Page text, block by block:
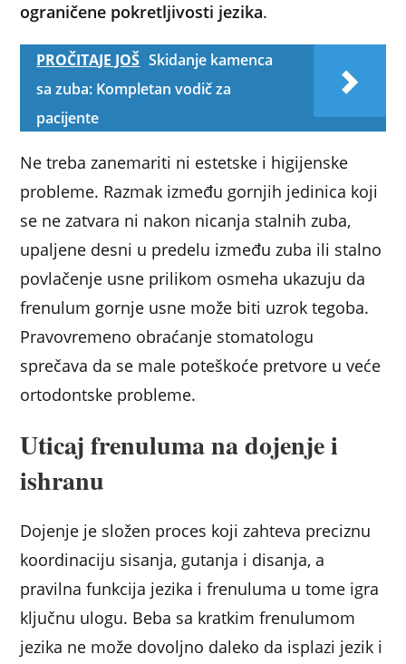
ograničene pokretljivosti jezika.
PROČITAJE JOŠ Skidanje kamenca
sa zuba: Kompletan vodič za
pacijente
Ne treba zanemariti ni estetske i higijenske
probleme. Razmak između gornjih jedinica koji
se ne zatvara ni nakon nicanja stalnih zuba,
upaljene desni u predelu između zuba ili stalno
povlačenje usne prilikom osmeha ukazuju da
frenulum gornje usne može biti uzrok tegoba.
Pravovremeno obraćanje stomatologu
sprečava da se male poteškoće pretvore u veće
ortodontske probleme.
Uticaj frenuluma na dojenje i
ishranu
Dojenje je složen proces koji zahteva preciznu
koordinaciju sisanja, gutanja i disanja, a
pravilna funkcija jezika i frenuluma u tome igra
ključnu ulogu. Beba sa kratkim frenulumom
jezika ne može dovoljno daleko da isplazi jezik i